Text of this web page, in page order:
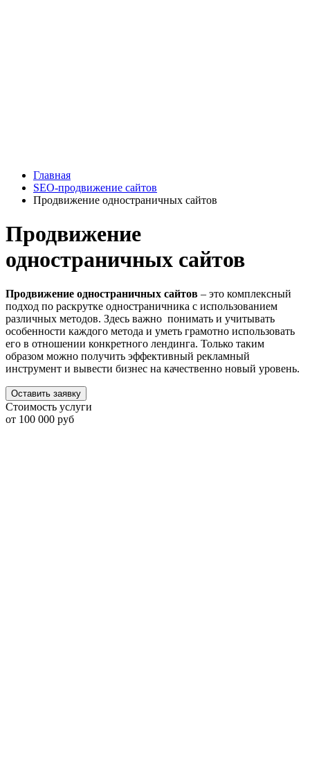
Главная
SEO-продвижение сайтов
Продвижение одностраничных сайтов
Продвижение
одностраничных сайтов
Продвижение одностраничных сайтов – это комплексный
подход по раскрутке одностраничника с использованием
различных методов. Здесь важно понимать и учитывать
особенности каждого метода и уметь грамотно использовать
его в отношении конкретного лендинга. Только таким
образом можно получить эффективный рекламный
инструмент и вывести бизнес на качественно новый уровень.
Оставить заявку
Стоимость услуги
от 100 000 руб